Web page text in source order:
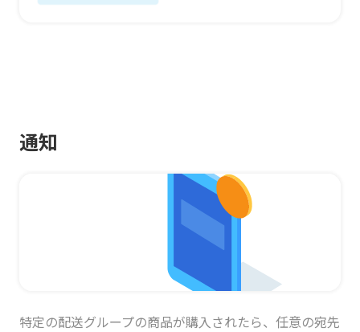
通知
特定の配送グループの商品が購入されたら、任意の宛先